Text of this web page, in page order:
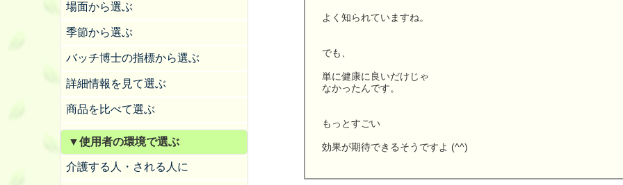
場面から選ぶ
季節から選ぶ
バッチ博士の指標から選ぶ
詳細情報を見て選ぶ
商品を比べて選ぶ
▼使用者の環境で選ぶ
介護する人・される人に
よく知られていますね。
でも、
単に健康に良いだけじゃ
なかったんです。
もっとすごい
効果が期待できるそうですよ (^^)